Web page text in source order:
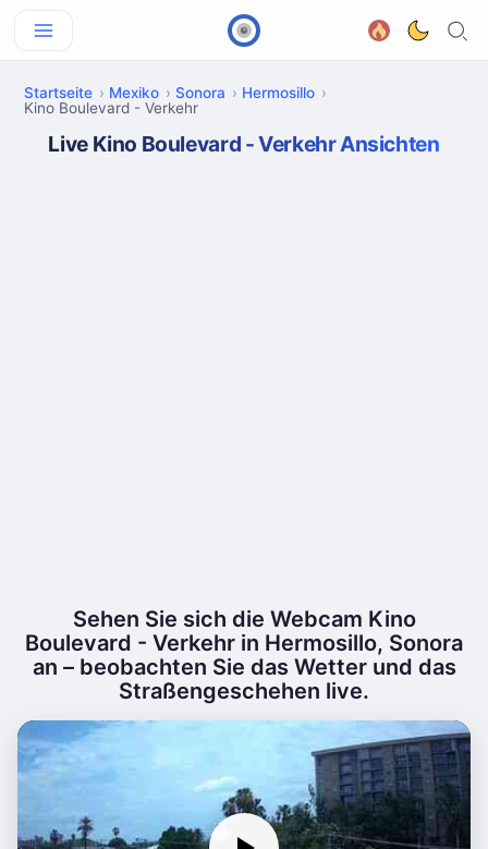
Startseite Mexiko Sonora
Hermosillo
Kino Boulevard - Verkehr
Live Kino Boulevard - Verkehr Ansichten
Sehen Sie sich die Webcam Kino
Boulevard - Verkehr in Hermosillo, Sonora
an – beobachten Sie das Wetter und das
Straßengeschehen live.